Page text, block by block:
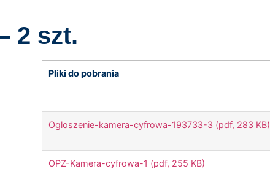
2 szt.
Pliki do pobrania
Ogloszenie-kamera-cyfrowa-193733-3 (pdf, 283 KB)
OPZ-Kamera-cyfrowa-1 (pdf, 255 KB)